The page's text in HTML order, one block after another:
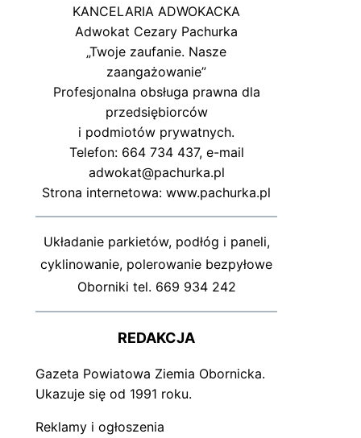
KANCELARIA ADWOKACKA
Adwokat Cezary Pachurka
„Twoje zaufanie. Nasze
zaangażowanie”
Profesjonalna obsługa prawna dla
przedsiębiorców
i podmiotów prywatnych.
Telefon: 664 734 437, e-mail
adwokat@pachurka.pl
Strona internetowa: www.pachurka.pl
Układanie parkietów, podłóg i paneli,
cyklinowanie, polerowanie bezpyłowe
Oborniki tel. 669 934 242
REDAKCJA
Gazeta Powiatowa Ziemia Obornicka.
Ukazuje się od 1991 roku.
Reklamy i ogłoszenia